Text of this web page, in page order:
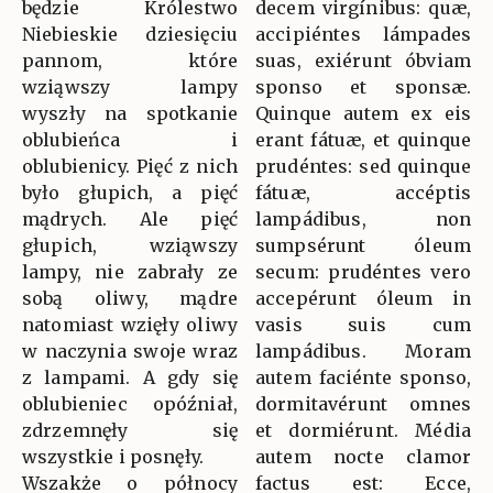
będzie Królestwo
Niebieskie dziesięciu
pannom, które
wziąwszy lampy
wyszły na spotkanie
oblubieńca i
oblubienicy. Pięć z nich
było głupich, a pięć
mądrych. Ale pięć
głupich, wziąwszy
lampy, nie zabrały ze
sobą oliwy, mądre
natomiast wzięły oliwy
w naczynia swoje wraz
z lampami. A gdy się
oblubieniec opóźniał,
zdrzemnęły się
wszystkie i posnęły.
Wszakże o północy
decem virgínibus: quæ,
accipiéntes lámpades
suas, exiérunt óbviam
sponso et sponsæ.
Quinque autem ex eis
erant fátuæ, et quinque
prudéntes: sed quinque
fátuæ, accéptis
lampádibus, non
sumpsérunt óleum
secum: prudéntes vero
accepérunt óleum in
vasis suis cum
lampádibus. Moram
autem faciénte sponso,
dormitavérunt omnes
et dormiérunt. Média
autem nocte clamor
factus est: Ecce,